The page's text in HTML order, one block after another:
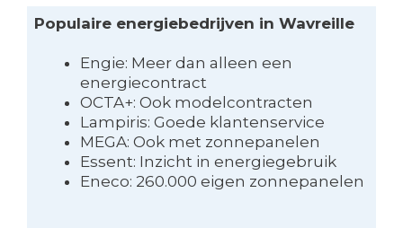
Populaire energiebedrijven in Wavreille
Engie: Meer dan alleen een
energiecontract
OCTA+: Ook modelcontracten
Lampiris: Goede klantenservice
MEGA: Ook met zonnepanelen
Essent: Inzicht in energiegebruik
Eneco: 260.000 eigen zonnepanelen